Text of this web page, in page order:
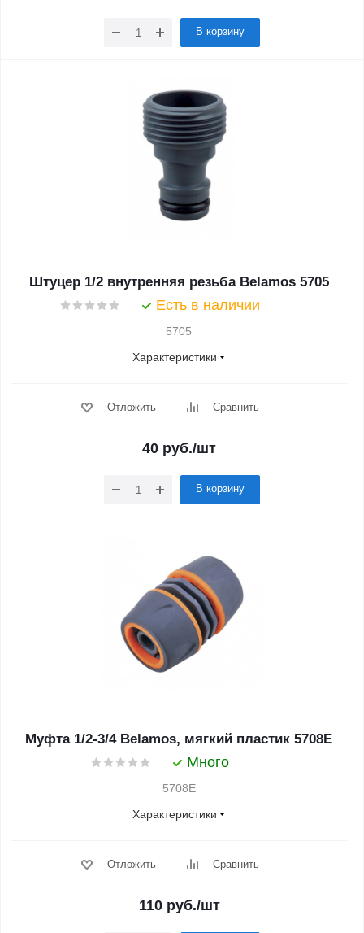
В корзину
Штуцер 1/2 внутренняя резьба Belamos 5705
Есть в наличии
5705
Характеристики
Отложить Сравнить
40 руб./шт
В корзину
Муфта 1/2-3/4 Belamos, мягкий пластик 5708Е
Много
5708E
Характеристики
Отложить Сравнить
110руб./шт